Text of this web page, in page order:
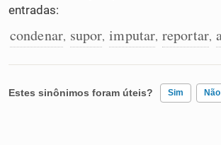
Cata-letras
Caça-palavras
entradas:
condenar, supor, imputar, reportar,
Estes sinônimos foram úteis? Sim Não